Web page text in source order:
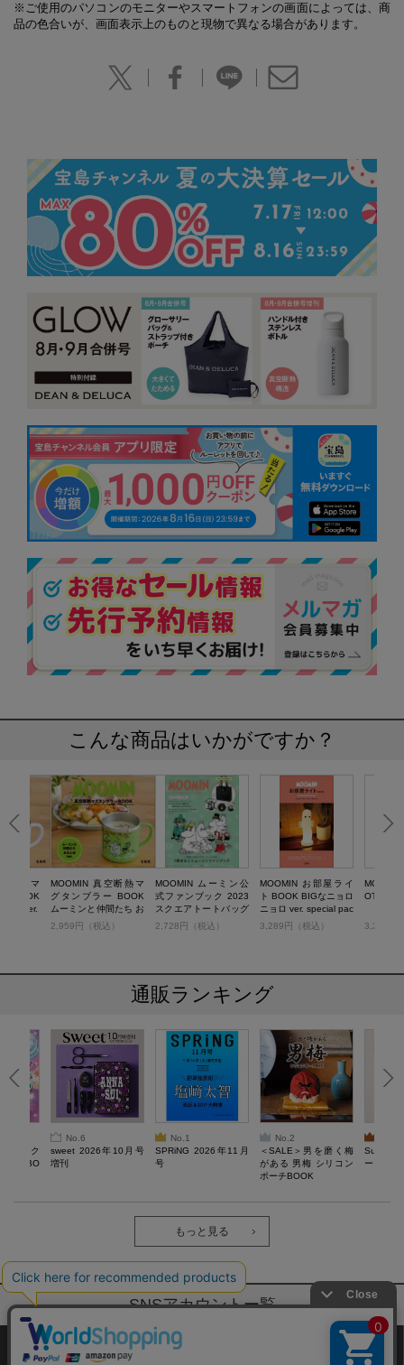
※ご使用のパソコンのモニターやスマートフォンの画面によっては、商
品の色合いが、画面表示上のものと現物で異なる場合があります。
こんな商品はいかがですか？
断熱マ
BOOK
つ ver.
MOOMIN 真空断熱マ
グタンブラー BOOK
ムーミンと仲間たち お
さんぽ ver.
2,959円（税込）
MOOMIN ムーミン公
式ファンブック 2023
スクエアトートバッグ
ver.
2,728円（税込）
MOOMIN お部屋ライ
ト BOOK BIGなニョロ
ニョロ ver. special pac
kage
3,289円（税込）
OTE
3,289円
通販ランキング
るスク
ぷにBO
No.6
sweet 2026年10月号
増刊
No.1
SPRiNG 2026年11月
号
No.2
＜SALE＞男を磨く梅
がある 男梅 シリコン
ポーチBOOK
ーツチャ
もっと見る
SNSアカウントー覧
サイトマップ